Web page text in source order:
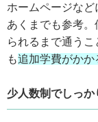
ホームページな
あくまでも参考。
られるまで通う
も追加学費がかか
少人数制でしっか